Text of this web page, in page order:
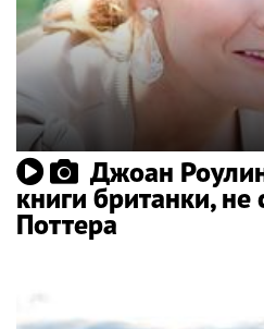
Джоан
книги британки, не
Поттера